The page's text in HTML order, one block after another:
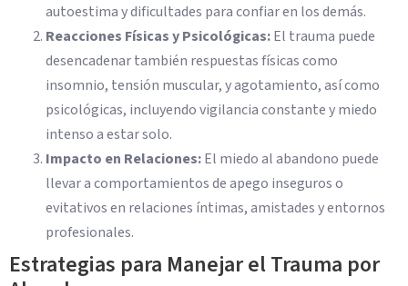
autoestima y dificultades para confiar en los demás.
Reacciones Físicas y Psicológicas:El trauma puede
desencadenar también respuestas físicas como
insomnio, tensión muscular, y agotamiento, así como
psicológicas, incluyendo vigilancia constante y miedo
intenso a estar solo.
Impacto en Relaciones:El miedo al abandono puede
llevar a comportamientos de apego inseguros o
evitativos en relaciones íntimas, amistades y entornos
profesionales.
Estrategias para Manejar el Trauma por